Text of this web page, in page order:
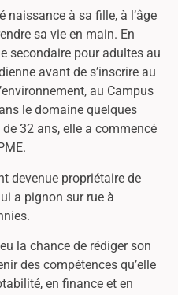
naissance à sa fille, à l’âge
sa vie en main. En
secondaire pour adultes au
avant de s’inscrire au
au Campus
le domaine quelques
de 32 ans, elle a commencé
devenue propriétaire de
a pignon sur rue à
la chance de rédiger son
des compétences qu’elle
en finance et en